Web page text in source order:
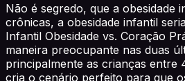
Não é segredo, que a obesidade
crônicas, a obesidade infantil
Infantil Obesidade vs. Coração
maneira preocupante nas duas
principalmente as crianças entre
cria o cenário perfeito para que